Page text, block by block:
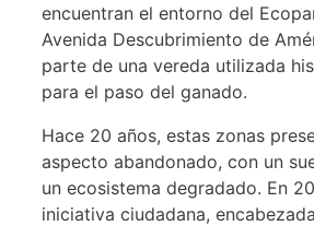
encuentran el entorno del
Avenida Descubrimiento de
parte de una vereda utilizada
para el paso del ganado.
Hace 20 años, estas zonas
aspecto abandonado, con un
un ecosistema degradado. En
iniciativa ciudadana,